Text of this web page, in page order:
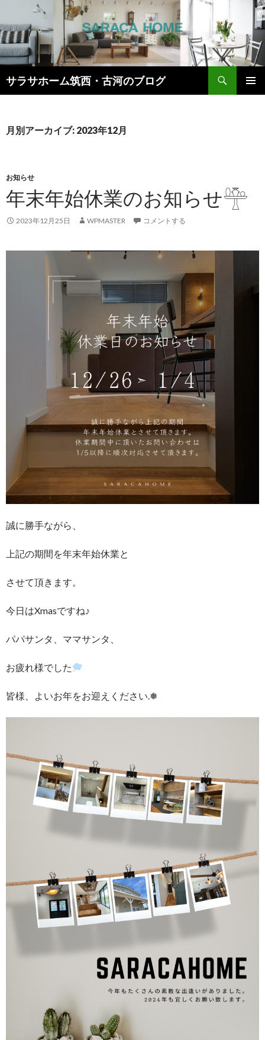
サラサホーム筑西・古河のブログ
索
ン
キ
ッ
プ
月別アーカイブ: 2023年12月
お知らせ
年末年始休業のお知らせ𓊯
2023年12月25日 WPMASTER コメントする
誠に勝手ながら、
上記の期間を年末年始休業と
させて頂きます。
今日はXmasですね♪
パパサンタ、ママサンタ、
お疲れ様でした
皆様、よいお年をお迎えください.❅